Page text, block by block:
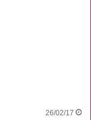
26/02/17